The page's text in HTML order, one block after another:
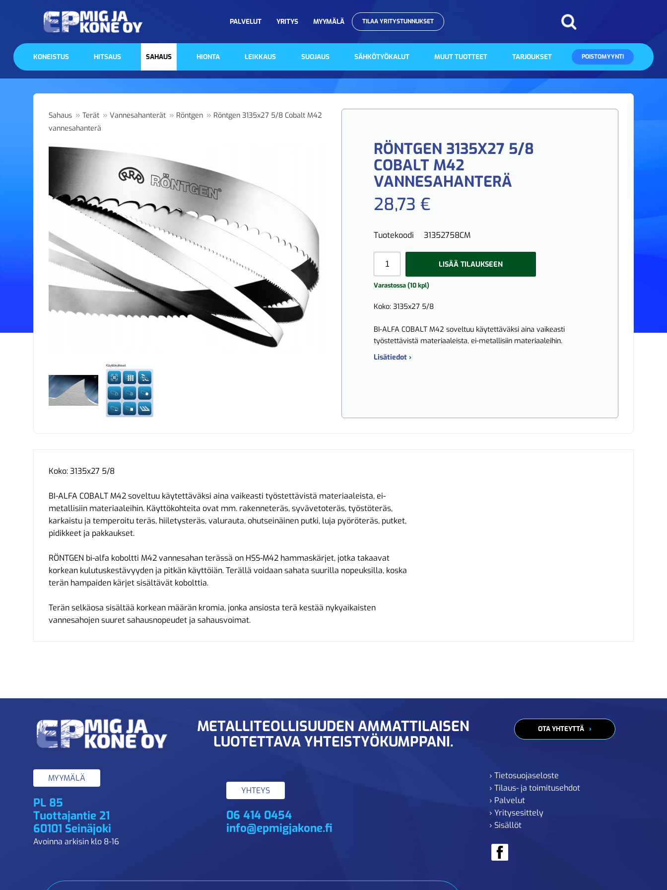
PALVELUT YRITYS MYYMÄLÄ TILAA YRITYSTUNNUKSET
KONEISTUS HITSAUS SAHAUS HIONTA LEIKKAUS SUOJAUS SÄHKÖTYÖKALUT MUUT TUOTTEET TARJOUKSET POISTOMYYNTI
Sahaus »Terät »Vannesahanterät » Röntgen » Röntgen 3135x27 5/8 Cobalt M42
vannesahanterä
RÖNTGEN 3135X27 5/8
COBALT M42
VANNESAHANTERÄ
28,73 €
Tuotekoodi 31352758CM
LISÄÄ TILAUKSEEN
Varastossa (10 kpl)
Koko: 3135x27 5/8
BI-ALFA COBALT M42 soveltuu käytettäväksi aina vaikeasti
työstettävistä materiaaleista, ei-metallisiin materiaaleihin.
Lisätiedot ›
Koko: 3135x27 5/8
BI-ALFA COBALT M42 soveltuu käytettäväksi aina vaikeasti työstettävistä materiaaleista, ei-
metallisiin materiaaleihin. Käyttökohteita ovat mm. rakenneteräs, syvävetoteräs, työstöteräs,
karkaistu ja temperoitu teräs, hiiletysteräs, valurauta, ohutseinäinen putki, luja pyöröteräs, putket,
pidikkeet ja pakkaukset.
RÖNTGEN bi-alfa koboltti M42 vannesahan terässä on HSS-M42 hammaskärjet, jotka takaavat
korkean kulutuskestävyyden ja pitkän käyttöiän. Terällä voidaan sahata suurilla nopeuksilla, koska
terän hampaiden kärjet sisältävät kobolttia.
Terän selkäosa sisältää korkean määrän kromia, jonka ansiosta terä kestää nykyaikaisten
vannesahojen suuret sahausnopeudet ja sahausvoimat.
METALLITEOLLISUUDEN AMMATTILAISEN
LUOTETTAVA YHTEISTYÖKUMPPANI.
OTA YHTEYTTÄ
MYYMÄLÄ
PL 85
Tuottajantie 21
60101 Seinäjoki
Avoinna arkisin klo 8-16
YHTEYS
06 414 0454
info@epmigjakone.fi
› Tietosuojaseloste
› Tilaus- ja toimitusehdot
› Palvelut
› Yritysesittely
› Sisällöt